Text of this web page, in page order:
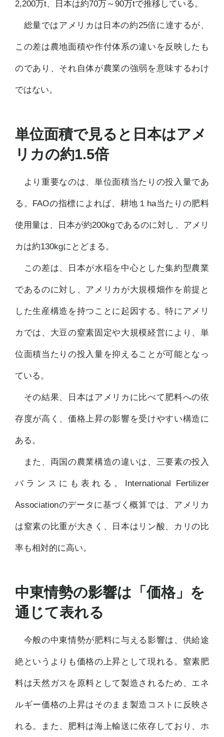
2,200万t、日本は約70万～90万tで推移している。
総量ではアメリカは日本の約25倍に達するが、
この差は農地面積や作付体系の違いを反映したも
のであり、それ自体が農業の強弱を意味するわけ
ではない。
単位面積で見ると日本はアメ
リカの約1.5倍
より重要なのは、単位面積当たりの投入量であ
る。FAOの指標によれば、耕地１ha当たりの肥料
使用量は、日本が約200kgであるのに対し、アメリ
カは約130kgにとどまる。
この差は、日本が水稲を中心とした集約型農業
であるのに対し、アメリカが大規模畑作を前提と
した生産構造を持つことに起因する。特にアメリ
カでは、大豆の窒素固定や大規模経営により、単
位面積当たりの投入量を抑えることが可能となっ
ている。
その結果、日本はアメリカに比べて肥料への依
存度が高く、価格上昇の影響を受けやすい構造に
ある。
また、両国の農業構造の違いは、三要素の投入
バランスにも表れる。International Fertilizer
Associationのデータに基づく概算では、アメリカ
は窒素の比重が大きく、日本はリン酸、カリの比
率も相対的に高い。
中東情勢の影響は「価格」を
通じて表れる
今般の中東情勢が肥料に与える影響は、供給途
絶というよりも価格の上昇として現れる。窒素肥
料は天然ガスを原料として製造されるため、エネ
ルギー価格の上昇はそのまま製造コストに反映さ
れる。また、肥料は海上輸送に依存しており、ホ